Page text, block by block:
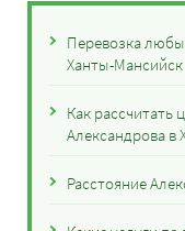
Перевозка
Ханты-Мансийск
Как рассчитать
Александрова в
Расстояние